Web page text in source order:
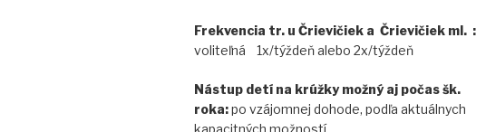
Frekvencia tr. u Črievičiek a Črievičiek ml. :
voliteľná
1x/týždeň alebo 2x/týždeň
Nástup detí na krúžky možný aj počas šk.
roka:po vzájomnej dohode, podľa aktuálnych
kapacitných možností